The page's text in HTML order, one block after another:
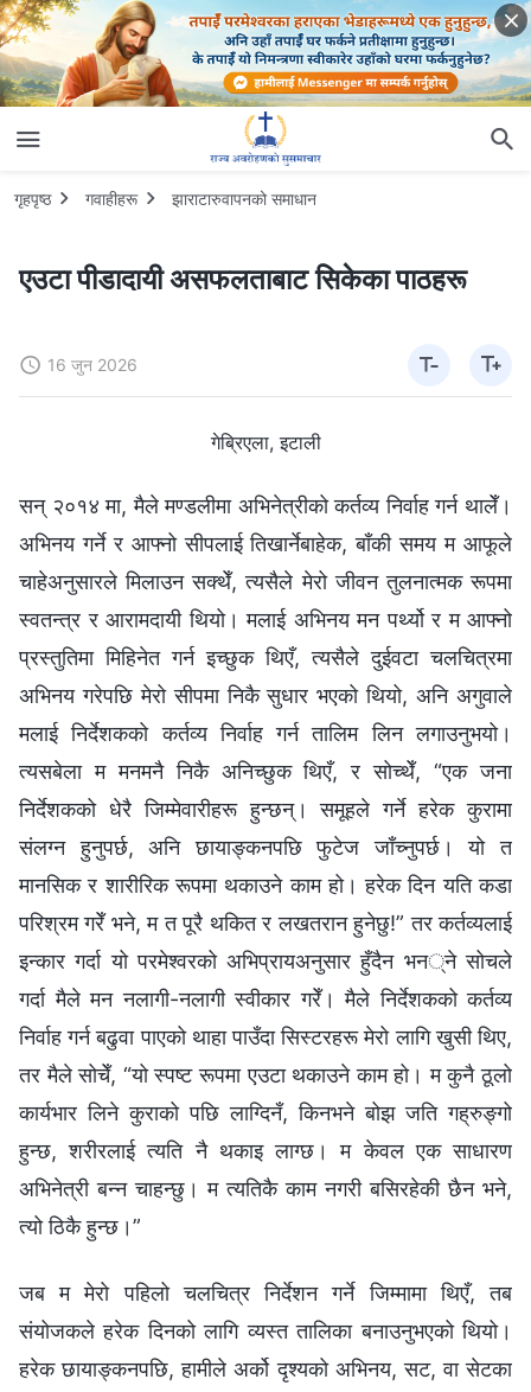
गृहपृष्ठ गवाहीहरू झाराटारुवापनको समाधान
एउटा पीडादायी असफलताबाट सिकेका पाठहरू
16 जुन 2026
गेब्रिएला, इटाली
सन् २०१४ मा, मैले मण्डलीमा अभिनेत्रीको कर्तव्य निर्वाह गर्न थालेँ।
अभिनय गर्ने र आफ्नो सीपलाई तिखार्नेबाहेक, बाँकी समय म आफूले
चाहेअनुसारले मिलाउन सक्थेँ, त्यसैले मेरो जीवन तुलनात्मक रूपमा
स्वतन्त्र र आरामदायी थियो। मलाई अभिनय मन पर्थ्यो र म आफ्नो
प्रस्तुतिमा मिहिनेत गर्न इच्छुक थिएँ, त्यसैले दुईवटा चलचित्रमा
अभिनय गरेपछि मेरो सीपमा निकै सुधार भएको थियो, अनि अगुवाले
मलाई निर्देशकको कर्तव्य निर्वाह गर्न तालिम लिन लगाउनुभयो।
त्यसबेला म मनमनै निकै अनिच्छुक थिएँ, र सोच्थेँ, “एक जना
निर्देशकको धेरै जिम्मेवारीहरू हुन्छन्। समूहले गर्ने हरेक कुरामा
संलग्न हुनुपर्छ, अनि छायाङ्कनपछि फुटेज जाँच्नुपर्छ। यो त
मानसिक र शारीरिक रूपमा थकाउने काम हो। हरेक दिन यति कडा
परिश्रम गरेँ भने, म त पूरै थकित र लखतरान हुनेछु!” तर कर्तव्यलाई
इन्कार गर्दा यो परमेश्‍वरको अभिप्रायअनुसार हुँदैन भन्ने सोचले
गर्दा मैले मन नलागी-नलागी स्वीकार गरेँ। मैले निर्देशकको कर्तव्य
निर्वाह गर्न बढुवा पाएको थाहा पाउँदा सिस्टरहरू मेरो लागि खुसी थिए,
तर मैले सोचेँ, “यो स्पष्ट रूपमा एउटा थकाउने काम हो। म कुनै ठूलो
कार्यभार लिने कुराको पछि लाग्दिनँ, किनभने बोझ जति गह्रुङ्गो
हुन्छ, शरीरलाई त्यति नै थकाइ लाग्छ। म केवल एक साधारण
अभिनेत्री बन्न चाहन्छु। म त्यतिकै काम नगरी बसिरहेकी छैन भने,
त्यो ठिकै हुन्छ।”
जब म मेरो पहिलो चलचित्र निर्देशन गर्ने जिम्मामा थिएँ, तब
संयोजकले हरेक दिनको लागि व्यस्त तालिका बनाउनुभएको थियो।
हरेक छायाङ्कनपछि, हामीले अर्को दृश्यको अभिनय, सट, वा सेटका